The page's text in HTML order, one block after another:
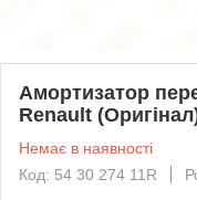
Амортизатор
Renault
Немає в наявності
Код: 54 30 274 11R